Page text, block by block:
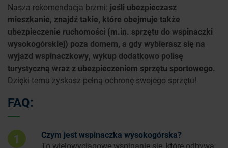
Nasza rekomendacja brzmi: jeśli ubezpieczasz
mieszkanie, znajdź takie, które obejmuje także
ubezpieczenie ruchomości (m.in. sprzętu do wspinaczki
wysokogórskiej) poza domem, a gdy wybierasz się na
wyjazd wspinaczkowy, wykup dodatkowo polisę
turystyczną wraz z ubezpieczeniem sprzętu sportowego.
Dzięki temu zyskasz pełną ochronę swojego sprzętu!
FAQ:
1
Czym jest wspinaczka wysokogórska?
To wielowyciągowe wspinanie się, które odbywa